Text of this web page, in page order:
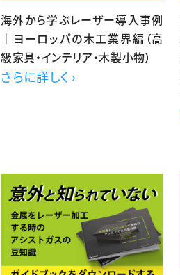
海外から学ぶレーザー導入事例
｜ヨーロッパの木工業界編（高
級家具・インテリア・木製小物）
さらに詳しく ›